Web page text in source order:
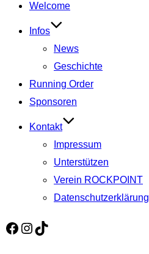
springen
Welcome
Infos
News
Geschichte
Running Order
Sponsoren
Kontakt
Impressum
Unterstützen
Verein ROCKPOINT
Datenschutzerklärung
Facebook
Instagram
TikTok